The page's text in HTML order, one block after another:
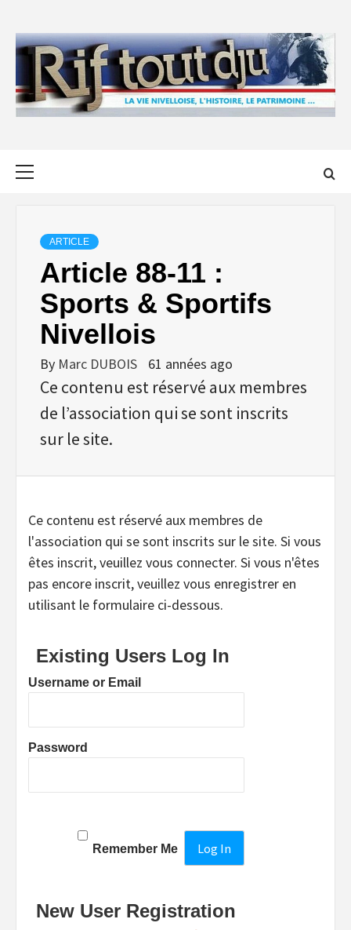
content
ARTICLE
Article 88-11 :
Sports & Sportifs
Nivellois
By Marc DUBOIS 61 années ago
Ce contenu est réservé aux membres
de l’association qui se sont inscrits
sur le site.
Ce contenu est réservé aux membres de
l'association qui se sont inscrits sur le site. Si vous
êtes inscrit, veuillez vous connecter. Si vous n'êtes
pas encore inscrit, veuillez vous enregistrer en
utilisant le formulaire ci-dessous.
Existing Users Log In
Username or Email
Password
Remember Me
New User Registration